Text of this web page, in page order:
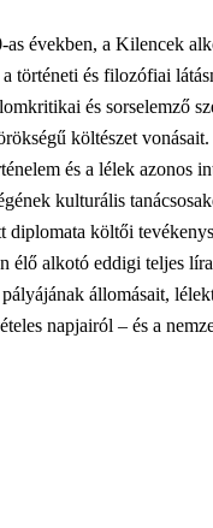
években, a Kilencek
történeti és filozófiai
és sorselemző
költészet
és a lélek azonos
kulturális
költői
élő alkotó eddigi teljes
állomásait,
napjairól – és a